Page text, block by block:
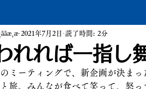
たどるアジア・太平洋戦争
いる本 記事掲載・広告 病気
れれば一指し
2021年7月2日 読了時間: 2分
ミーティングで、新企画が決まっ
旅。みんなが食べて笑って、怒